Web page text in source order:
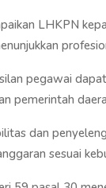
LHKPN
pegawai
pemerintah
dan
sesuai